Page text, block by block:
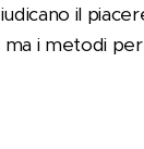
il
i metodi